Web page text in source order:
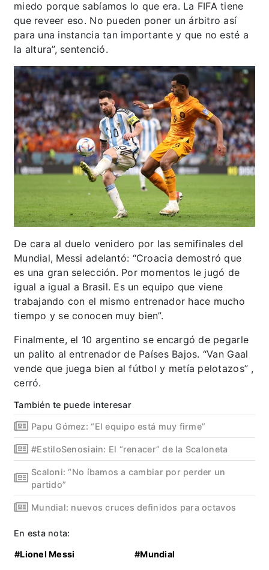
miedo porque sabíamos lo que era. La FIFA tiene
que reveer eso. No pueden poner un árbitro así
para una instancia tan importante y que no esté a
la altura”, sentenció.
De cara al duelo venidero por las semifinales del
Mundial, Messi adelantó: “Croacia demostró que
es una gran selección. Por momentos le jugó de
igual a igual a Brasil. Es un equipo que viene
trabajando con el mismo entrenador hace mucho
tiempo y se conocen muy bien”.
Finalmente, el 10 argentino se encargó de pegarle
un palito al entrenador de Países Bajos. “Van Gaal
vende que juega bien al fútbol y metía pelotazos” ,
cerró.
También te puede interesar
Papu Gómez: “El equipo está muy firme”
#EstiloSenosiain: El “renacer” de la Scaloneta
Scaloni: “No íbamos a cambiar por perder un
partido”
Mundial: nuevos cruces definidos para octavos
En esta nota:
#Lionel Messi #Mundial